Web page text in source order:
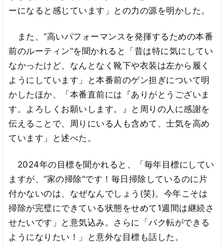
ーになると感じています」との力の源を明かした。
また、“高いパフォーマンスを発揮するための本番
前のルーティン”を聞かれると「昔は特に気にしてい
なかったけど、なんとなく靴下や衣装は左から履く
ようにしています」と本番前のゲン担ぎについて明
かしたほか、「本番直前には『ありがとうございま
す。よろしくお願いします。』と周りの人に感謝を
伝えることで、周りにいる人も含めて、士気を高め
ています」と述べた。
2024年の目標を聞かれると、「毎年目標にしてい
ますが、“家の掃除”です！毎日掃除しているのに片
付かないのは、なぜなんでしょう(笑)。今年こそは
掃除が完璧にできている状態をせめて1週間は継続さ
せたいです」と意気込み。さらに「バク転ができる
ようになりたい！」と意外な目標も話した。